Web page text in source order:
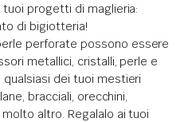
progetti di maglieria:
di bigiotteria!
perforate possono essere
metallici, cristalli, perle e
dei tuoi mestieri
bracciali, orecchini,
altro. Regalalo ai tuoi